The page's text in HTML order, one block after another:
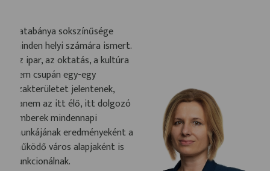
Tatabánya sokszínűsége
minden helyi számára ismert.
Az ipar, az oktatás, a kultúra
nem csupán egy-egy
szakterületet jelentenek,
hanem az itt élő, itt dolgozó
emberek mindennapi
munkájának eredményeként a
működő város alapjaként is
funkcionálnak.